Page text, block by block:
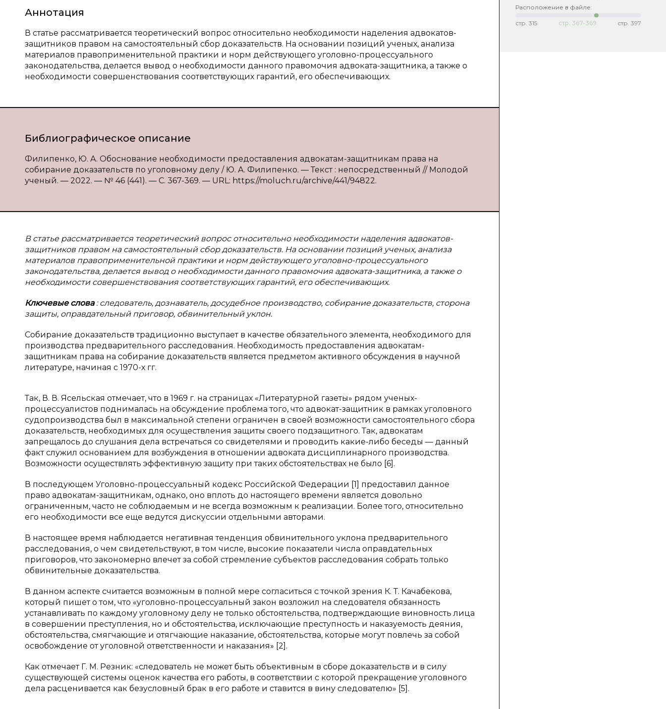
Аннотация
В статье рассматривается теоретический вопрос относительно необходимости наделения адвокатов-
защитников правом на самостоятельный сбор доказательств. На основании позиций ученых, анализа
материалов правоприменительной практики и норм действующего уголовно-процессуального
законодательства, делается вывод о необходимости данного правомочия адвоката-защитника, а также о
необходимости совершенствования соответствующих гарантий, его обеспечивающих.
Библиографическое описание
Филипенко, Ю. А. Обоснование необходимости предоставления адвокатам-защитникам права на
собирание доказательств по уголовному делу / Ю. А. Филипенко. — Текст : непосредственный // Молодой
ученый. — 2022. — № 46 (441). — С. 367-369. — URL: https://moluch.ru/archive/441/94822.
В статье рассматривается теоретический вопрос относительно необходимости наделения адвокатов-
защитников правом на самостоятельный сбор доказательств. На основании позиций ученых, анализа
материалов правоприменительной практики и норм действующего уголовно-процессуального
законодательства, делается вывод о необходимости данного правомочия адвоката-защитника, а также о
необходимости совершенствования соответствующих гарантий, его обеспечивающих.
Ключевые слова: следователь, дознаватель, досудебное производство, собирание доказательств, сторона
защиты, оправдательный приговор, обвинительный уклон.
Собирание доказательств традиционно выступает в качестве обязательного элемента, необходимого для
производства предварительного расследования. Необходимость предоставления адвокатам-
защитникам права на собирание доказательств является предметом активного обсуждения в научной
литературе, начиная с 1970-х гг.
Так, В. В. Ясельская отмечает, что в 1969 г. на страницах «Литературной газеты» рядом ученых-
процессуалистов поднималась на обсуждение проблема того, что адвокат-защитник в рамках уголовного
судопроизводства был в максимальной степени ограничен в своей возможности самостоятельного сбора
доказательств, необходимых для осуществления защиты своего подзащитного. Так, адвокатам
запрещалось до слушания дела встречаться со свидетелями и проводить какие-либо беседы — данный
факт служил основанием для возбуждения в отношении адвоката дисциплинарного производства.
Возможности осуществлять эффективную защиту при таких обстоятельствах не было [6].
В последующем Уголовно-процессуальный кодекс Российской Федерации [1] предоставил данное
право адвокатам-защитникам, однако, оно вплоть до настоящего времени является довольно
ограниченным, часто не соблюдаемым и не всегда возможным к реализации. Более того, относительно
его необходимости все еще ведутся дискуссии отдельными авторами.
В настоящее время наблюдается негативная тенденция обвинительного уклона предварительного
расследования, о чем свидетельствуют, в том числе, высокие показатели числа оправдательных
приговоров, что закономерно влечет за собой стремление субъектов расследования собрать только
обвинительные доказательства.
В данном аспекте считается возможным в полной мере согласиться с точкой зрения К. Т. Качабекова,
который пишет о том, что «уголовно-процессуальный закон возложил на следователя обязанность
устанавливать по каждому уголовному делу не только обстоятельства, подтверждающие виновность лица
в совершении преступления, но и обстоятельства, исключающие преступность и наказуемость деяния,
обстоятельства, смягчающие и отягчающие наказание, обстоятельства, которые могут повлечь за собой
освобождение от уголовной ответственности и наказания» [2].
Как отмечает Г. М. Резник: «следователь не может быть объективным в сборе доказательств и в силу
существующей системы оценок качества его работы, в соответствии с которой прекращение уголовного
дела расценивается как безусловный брак в его работе и ставится в вину следователю» [5].
Расположение в файле:
стр. 315 стр. 367-369 стр. 397